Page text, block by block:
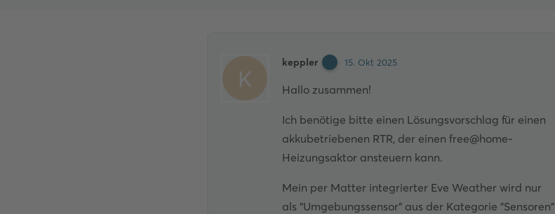
K
keppler 15. Okt 2025
Hallo zusammen!
Ich benötige bitte einen Lösungsvorschlag für einen
akkubetriebenen RTR, der einen free@home-
Heizungsaktor ansteuern kann.
Mein per Matter integrierter Eve Weather wird nur
als "Umgebungssensor" aus der Kategorie "Sensoren"